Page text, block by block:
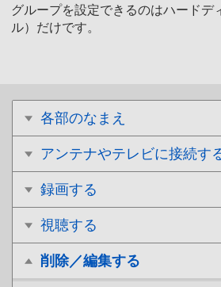
各部のなまえ
アンテナやテレビに接続す
録画する
視聴する
削除／編集する
グループを設定できるのはハードデ
ル）だけです。